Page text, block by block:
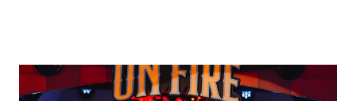
requisitados pelos organizadores de eventos em todo o país.